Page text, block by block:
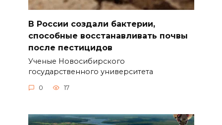
В России создали бактерии,
способные восстанавливать почвы
после пестицидов
Ученые Новосибирского
государственного университета
0 17